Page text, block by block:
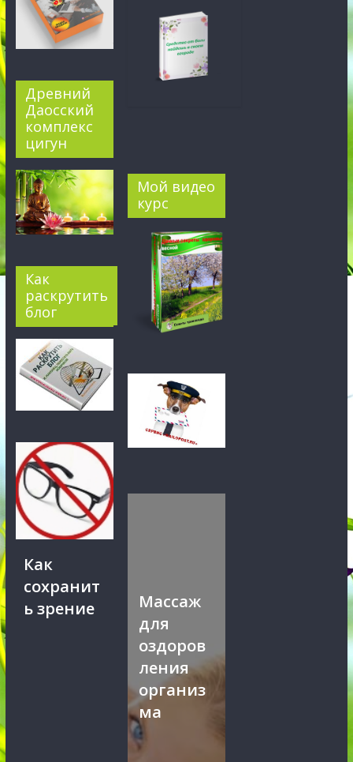
Древний
Даосский
комплекс
цигун
Как
раскрутить
блог
Как
сохранит
ь зрение
Мой видео
курс
Массаж
для
оздоров
ления
организ
ма